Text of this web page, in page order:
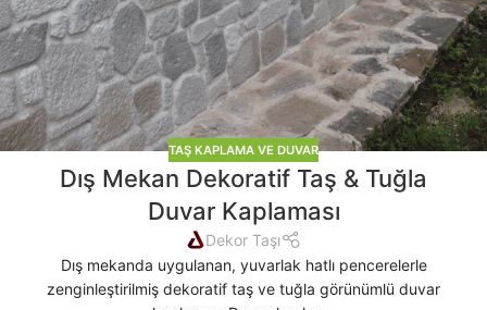
TAŞ KAPLAMA VE DUVAR
Dış Mekan Dekoratif Taş & Tuğla
Duvar Kaplaması
Dekor Taşı
Dış mekanda uygulanan, yuvarlak hatlı pencerelerle
zenginleştirilmiş dekoratif taş ve tuğla görünümlü duvar